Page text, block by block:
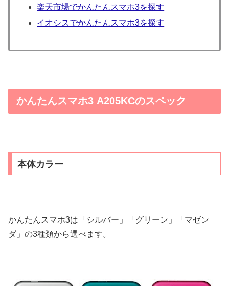
楽天市場でかんたんスマホ3を探す
イオシスでかんたんスマホ3を探す
かんたんスマホ3 A205KCのスペック
本体カラー
かんたんスマホ3は「シルバー」「グリーン」「マゼン
ダ」の3種類から選べます。